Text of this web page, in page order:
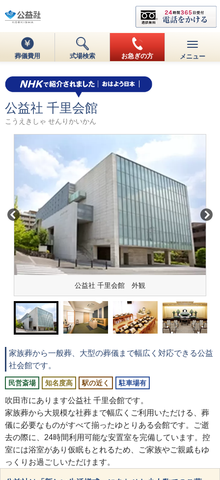
葬儀費用 式場検索 お急ぎの方 メニュー
公益社 千里会館
こうえきしゃ せんりかいかん
公益社 千里会館 外観
家族葬から一般葬、大型の葬儀まで幅広く対応できる公益
社会館です。
民営斎場 知名度高 駅の近く 駐車場有
吹田市にあります公益社 千里会館です。
家族葬から大規模な社葬まで幅広くご利用いただける、葬
儀に必要なものがすべて揃ったゆとりある会館です。ご逝
去の際に、24時間利用可能な安置室を完備しています。控
室には浴室があり仮眠もとれるため、ご家族やご親戚もゆ
っくりお過ごしいただけます。